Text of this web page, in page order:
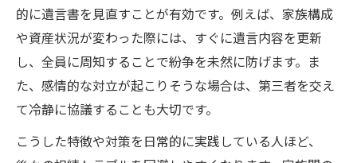
的に遺言書を見直すことが有効です。例えば、家族構成
や資産状況が変わった際には、すぐに遺言内容を更新
し、全員に周知することで紛争を未然に防げます。ま
た、感情的な対立が起こりそうな場合は、第三者を交え
て冷静に協議することも大切です。
こうした特徴や対策を日常的に実践している人ほど、